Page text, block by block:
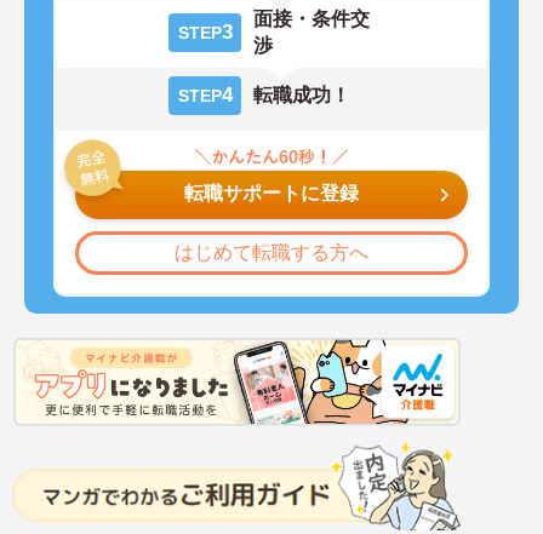
STEP3
面接・条件交
渉
STEP4 転職成功！
転職サポートに登録
はじめて転職する方へ